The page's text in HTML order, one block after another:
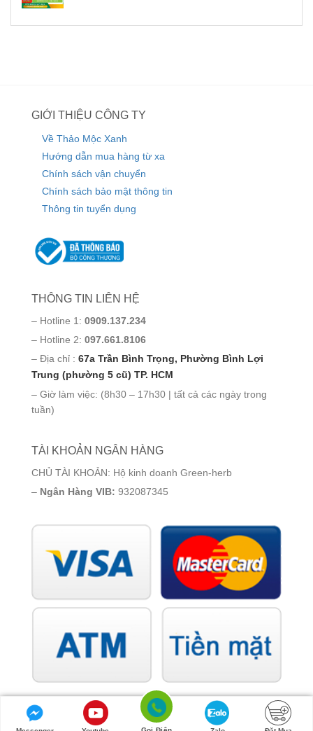
GIỚI THIỆU CÔNG TY
Về Thảo Mộc Xanh
Hướng dẫn mua hàng từ xa
Chính sách vận chuyển
Chính sách bảo mật thông tin
Thông tin tuyển dụng
THÔNG TIN LIÊN HỆ
– Hotline 1: 0909.137.234
– Hotline 2: 097.661.8106
– Địa chỉ : 67a Trần Bình Trọng, Phường Bình Lợi
Trung (phường 5 cũ) TP. HCM
– Giờ làm việc: (8h30 – 17h30 | tất cả các ngày trong
tuần)
TÀI KHOẢN NGÂN HÀNG
CHỦ TÀI KHOẢN: Hộ kinh doanh Green-herb
– Ngân Hàng VIB: 932087345